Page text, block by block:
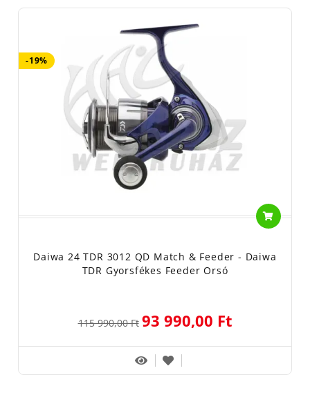
-19%
Daiwa 24 TDR 3012 QD Match & Feeder - Daiwa
TDR Gyorsfékes Feeder Orsó
115 990,00 Ft 93 990,00 Ft